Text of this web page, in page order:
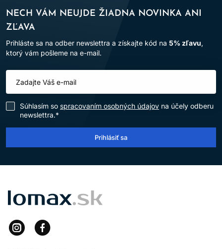
NECH VÁM NEUJDE ŽIADNA NOVINKA ANI
ZĽAVA
Prihláste sa na odber newslettra a získajte kód na 5% zľavu,
ktorý vám pošleme na e-mail.
Súhlasím so spracovaním osobných údajov na účely odberu
newslettra.*
Prihlásiť sa
LOMAX